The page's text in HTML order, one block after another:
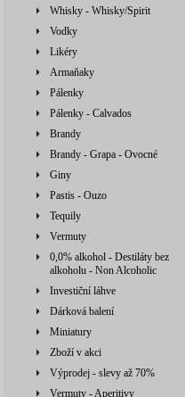
Whisky - Whisky/Spirit
Vodky
Likéry
Armaňaky
Pálenky
Pálenky - Calvados
Brandy
Brandy - Grapa - Ovocné
Giny
Pastis - Ouzo
Tequily
Vermuty
0,0% alkohol - Destiláty bez
alkoholu - Non Alcoholic
Investiční láhve
Dárková balení
Miniatury
Zboží v akci
Výprodej - slevy až 70%
Vermuty - Aperitivy